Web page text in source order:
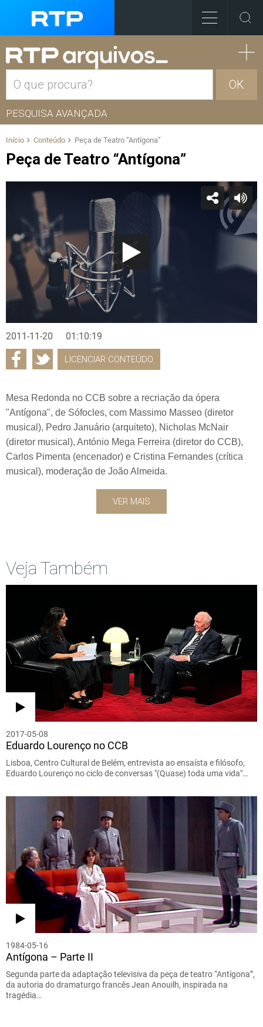
OK
PESQUISA AVANÇADA
Início Conteúdo Peça de Teatro “Antígona”
Peça de Teatro “Antígona”
2011-11-20 01:10:19
LICENCIAR CONTEÚDO
Mesa Redonda no CCB sobre a recriação da ópera
"Antígona", de Sófocles, com Massimo Masseo (diretor
musical), Pedro Januário (arquiteto), Nicholas McNair
(diretor musical), António Mega Ferreira (diretor do CCB),
Carlos Pimenta (encenador) e Cristina Fernandes (crítica
musical), moderação de João Almeida.
VER MAIS
Veja Também
2017-05-08
Eduardo Lourenço no CCB
Lisboa, Centro Cultural de Belém, entrevista ao ensaísta e filósofo,
Eduardo Lourenço no ciclo de conversas "(Quase) toda uma vida"…
1984-05-16
Antígona – Parte II
Segunda parte da adaptação televisiva da peça de teatro “Antígona”,
da autoria do dramaturgo francês Jean Anouilh, inspirada na
tragédia…